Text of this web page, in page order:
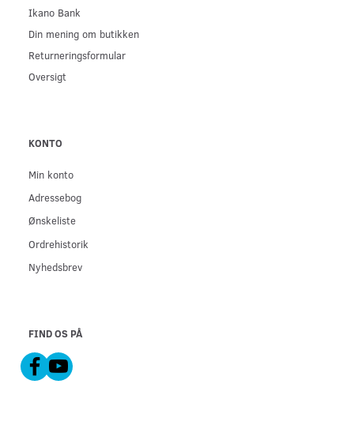
Ikano Bank
Din mening om butikken
Returneringsformular
Oversigt
KONTO
Min konto
Adressebog
Ønskeliste
Ordrehistorik
Nyhedsbrev
FIND OS PÅ